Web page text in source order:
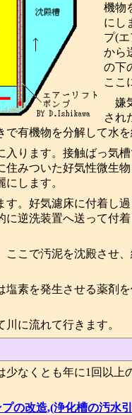
機物
にし
プ(
から
の下
ここ
嫌
され
有機物を分解して水を
ります。接触ばっ気
みついた好気性微生
します。
。好気濾床に付着し
逆洗装置へ送って付
こで汚泥を沈殿させ
素を発生させる薬剤
に流れて行きます。
なくとも年に1回以上
の改造,(浄化槽の汚水